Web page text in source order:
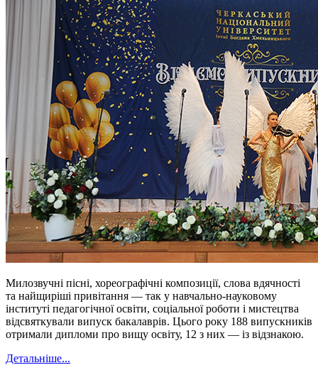
Милозвучні пісні, хореографічні композиції, слова вдячності
та найщиріші привітання — так у навчально-науковому
інституті педагогічної освіти, соціальної роботи і мистецтва
відсвяткували випуск бакалаврів. Цього року 188 випускників
отримали дипломи про вищу освіту, 12 з них — із відзнакою.
Детальніше...